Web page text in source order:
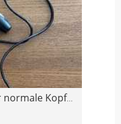
Mikrofon für Telefon für normale Kopfhörer